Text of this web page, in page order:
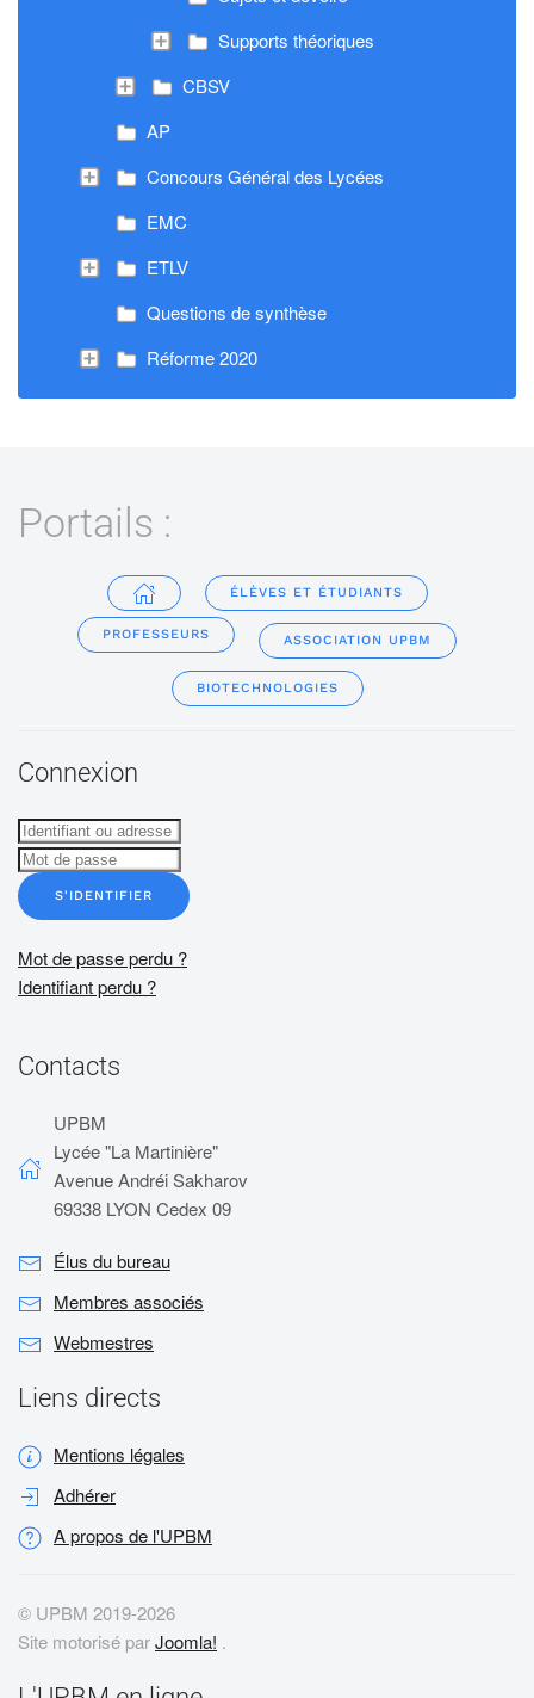
Supports théoriques
CBSV
AP
Concours Général des Lycées
EMC
ETLV
Questions de synthèse
Réforme 2020
Portails :
ÉLÈVES ET ÉTUDIANTS
PROFESSEURS ASSOCIATION UPBM
BIOTECHNOLOGIES
Connexion
S'IDENTIFIER
Mot de passe perdu ?
Identifiant perdu ?
Contacts
UPBM
Lycée "La Martinière"
Avenue Andréi Sakharov
69338 LYON Cedex 09
Élus du bureau
Membres associés
Webmestres
Liens directs
Mentions légales
Adhérer
A propos de l'UPBM
© UPBM 2019-2026
Site motorisé parJoomla! .